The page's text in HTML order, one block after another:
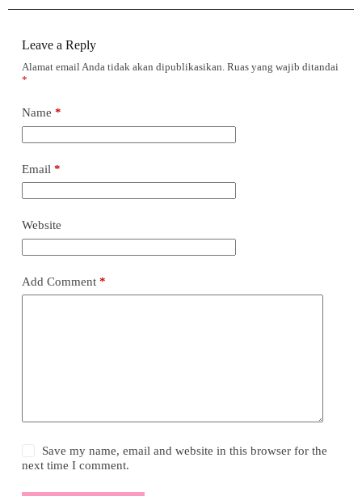
Leave a Reply
Alamat email Anda tidak akan dipublikasikan. Ruas yang wajib ditandai
*
Name *
Email *
Website
Add Comment*
Save my name, email and website in this browser for the
next time I comment.